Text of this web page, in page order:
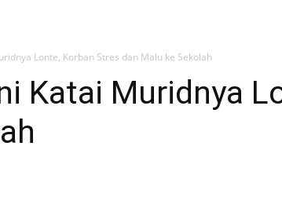
Lonte, Korban Stres dan Malu ke Sekolah
Katai Muridnya